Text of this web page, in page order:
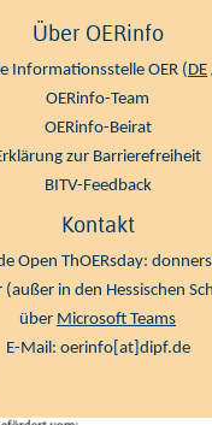
Über OERinfo
Informationsstelle OER ( DE
OERinfo-Team
OERinfo-Beirat
zur Barrierefreiheit
BITV-Feedback
Kontakt
Open ThOERsday:
in den Hessischen
über Microsoft Teams
E-Mail: oerinfo[at]dipf.de